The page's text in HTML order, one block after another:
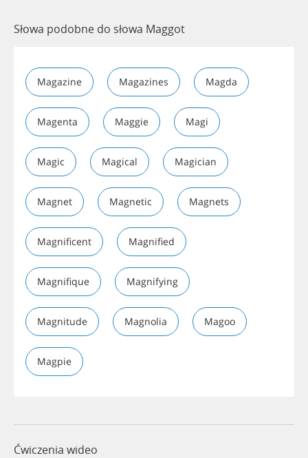
Słowa podobne do słowa Maggot
Magazine Magazines Magda
Magenta Maggie Magi
Magic Magical Magician
Magnet Magnetic Magnets
Magnificent Magnified
Magnifique Magnifying
Magnitude Magnolia Magoo
Magpie
Ćwiczenia wideo